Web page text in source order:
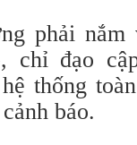
phải
chỉ đạo
thống
báo.